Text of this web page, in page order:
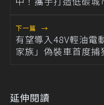
下一篇 →
有望導入48V輕油
家族」偽裝車首度捕
延伸閱讀